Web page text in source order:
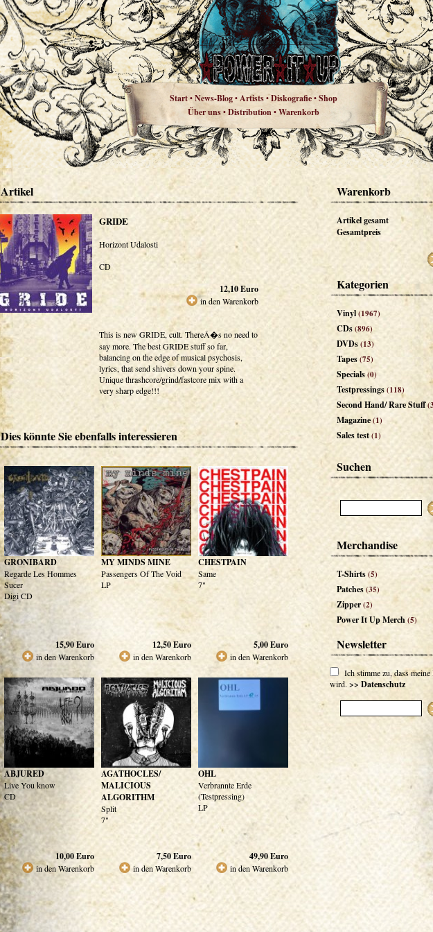
Start•News-Blog•Artists•Diskografie•Shop
Über uns•Distribution•Warenkorb
Artikel
GRIDE
Horizont Udalosti
CD
12,10Euro
in den Warenkorb
This is new GRIDE, cult. ThereÂ�s no need to
say more. The best GRIDE stuff so far,
balancing on the edge of musical psychosis,
lyrics, that send shivers down your spine.
Unique thrashcore/grind/fastcore mix with a
very sharp edge!!!
Dies könnte Sie ebenfalls interessieren
GRONIBARD
Regarde Les Hommes
Sucer
Digi CD
15,90Euro
in den Warenkorb
MY MINDS MINE
Passengers Of The Void
LP
12,50Euro
in den Warenkorb
CHESTPAIN
Same
7"
5,00Euro
in den Warenkorb
ABJURED
Live You know
CD
10,00Euro
in den Warenkorb
AGATHOCLES/
MALICIOUS
ALGORITHM
Split
7"
7,50Euro
in den Warenkorb
OHL
Verbrannte Erde
(Testpressing)
LP
49,90Euro
in den Warenkorb
Warenkorb
Artikel gesamt
Gesamtpreis
Kategorien
Vinyl(1967)
CDs(896)
DVDs(13)
Tapes(75)
Specials(0)
Testpressings(118)
Second Hand/ Rare Stuff
Magazine(1)
Sales test(1)
Suchen
Merchandise
T-Shirts(5)
Patches(35)
Zipper(2)
Power It Up Merch(5)
Newsletter
Ich stimme zu, dass
wird. >> Datenschutz